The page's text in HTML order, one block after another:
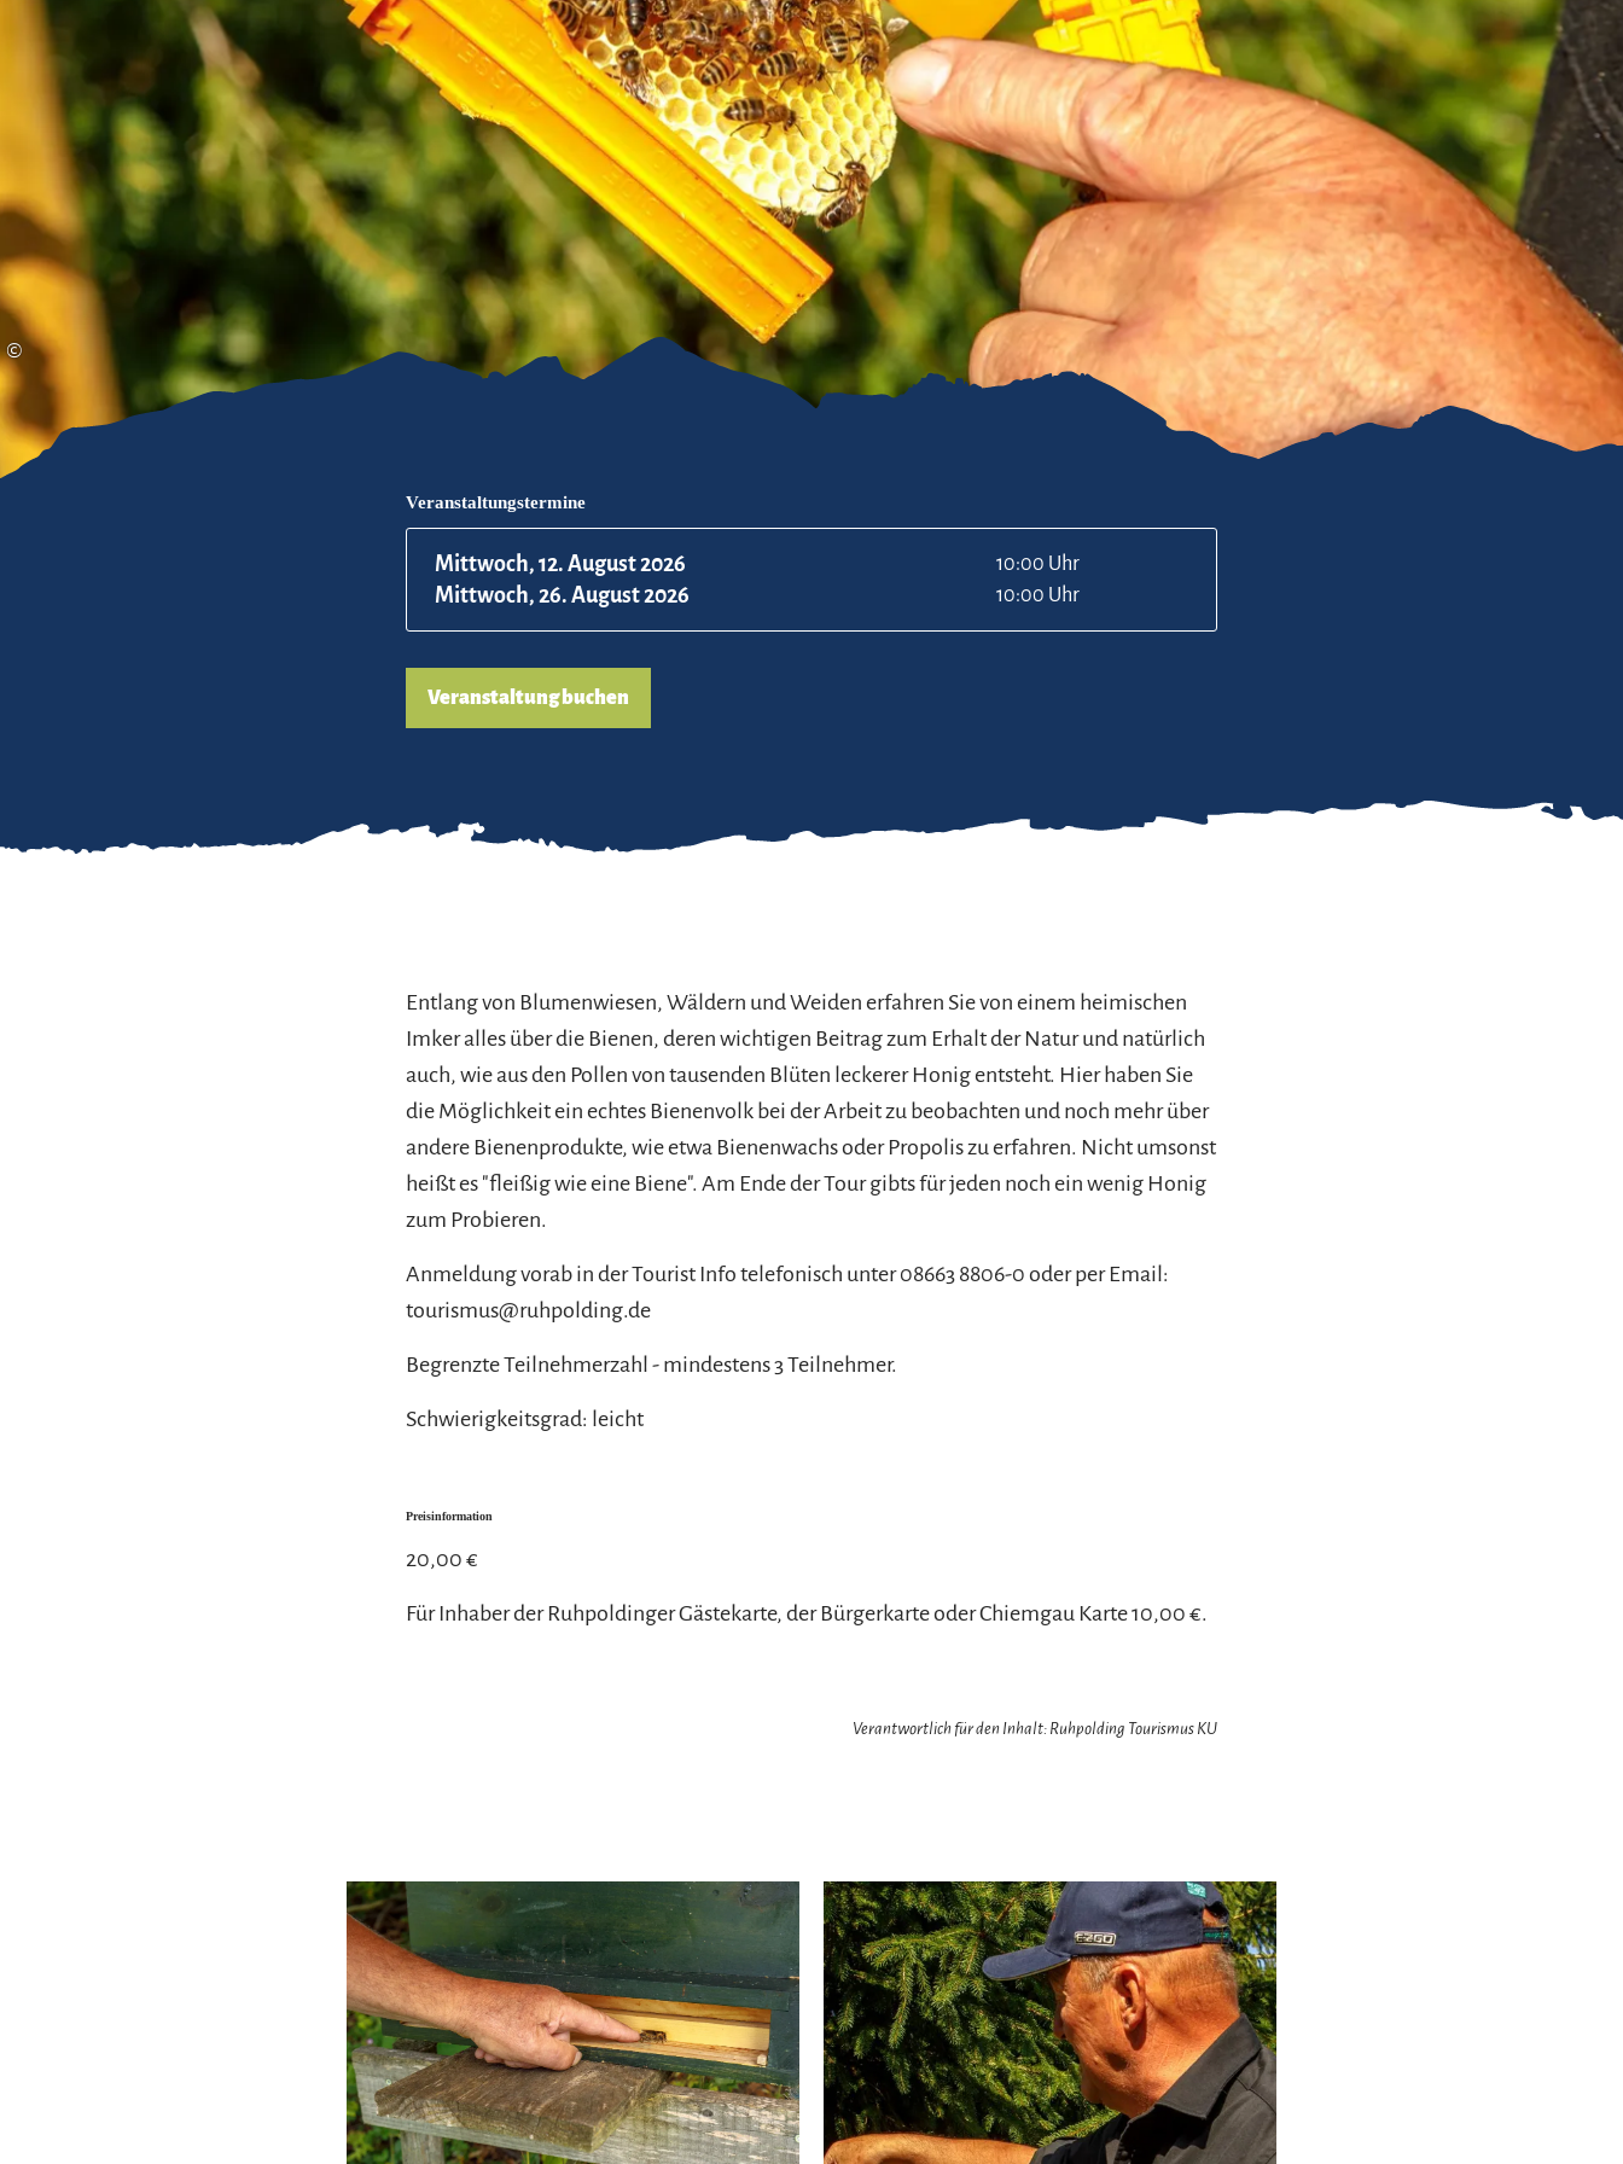
Gleitschirmfliegen &
Luftsport
Interaktive Vollbildkarte
Barrierefreiheit im
Chiemgau
Chiemgau G'schichten
©
Veranstaltungstermine
Mittwoch, 12. August 2026 10:00 Uhr
Mittwoch, 26. August 2026 10:00 Uhr
Veranstaltung buchen
Entlang von Blumenwiesen, Wäldern und Weiden erfahren Sie von einem heimischen
Imker alles über die Bienen, deren wichtigen Beitrag zum Erhalt der Natur und natürlich
auch, wie aus den Pollen von tausenden Blüten leckerer Honig entsteht. Hier haben Sie
die Möglichkeit ein echtes Bienenvolk bei der Arbeit zu beobachten und noch mehr über
andere Bienenprodukte, wie etwa Bienenwachs oder Propolis zu erfahren. Nicht umsonst
heißt es "fleißig wie eine Biene". Am Ende der Tour gibts für jeden noch ein wenig Honig
zum Probieren.
Anmeldung vorab in der Tourist Info telefonisch unter 08663 8806-0 oder per Email:
tourismus@ruhpolding.de
Begrenzte Teilnehmerzahl - mindestens 3 Teilnehmer.
Schwierigkeitsgrad: leicht
Preisinformation
20,00 €
Für Inhaber der Ruhpoldinger Gästekarte, der Bürgerkarte oder Chiemgau Karte 10,00 €.
Verantwortlich für den Inhalt: Ruhpolding Tourismus KU